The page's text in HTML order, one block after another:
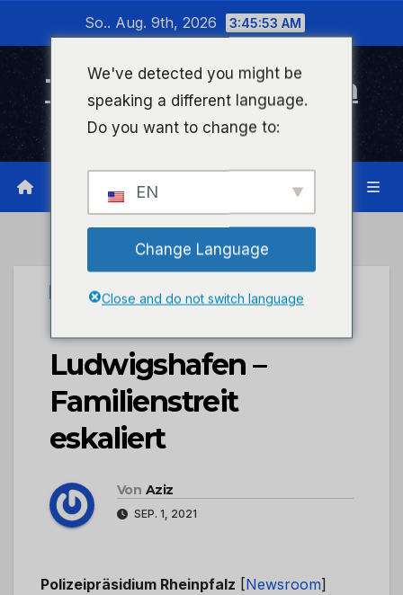
wechseln
So.. Aug. 9th, 2026 3:45:53 AM
Timeline Bad Kreuznach
Infonetzwerk für Bad Kreuznach
UNCATEGORIZED
POL-PPRP:
Ludwigshafen –
Familienstreit
eskaliert
Von Aziz
SEP. 1, 2021
Polizeipräsidium Rheinpfalz [Newsroom]
We've detected you might be
speaking a different language.
Do you want to change to:
EN
Change Language
Close and do not switch language